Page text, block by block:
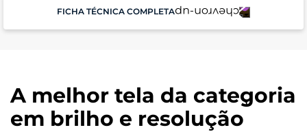
FICHA TÉCNICA COMPLETA
Sistema Operacional
Android 16
A melhor tela da categoria
em brilho e resolução
¹